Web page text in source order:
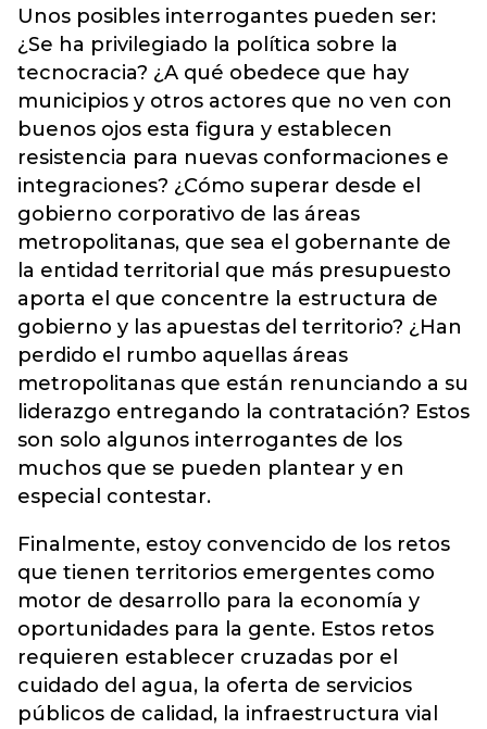
Unos posibles interrogantes pueden ser:
¿Se ha privilegiado la política sobre la
tecnocracia? ¿A qué obedece que hay
municipios y otros actores que no ven con
buenos ojos esta figura y establecen
resistencia para nuevas conformaciones e
integraciones? ¿Cómo superar desde el
gobierno corporativo de las áreas
metropolitanas, que sea el gobernante de
la entidad territorial que más presupuesto
aporta el que concentre la estructura de
gobierno y las apuestas del territorio? ¿Han
perdido el rumbo aquellas áreas
metropolitanas que están renunciando a su
liderazgo entregando la contratación? Estos
son solo algunos interrogantes de los
muchos que se pueden plantear y en
especial contestar.
Finalmente, estoy convencido de los retos
que tienen territorios emergentes como
motor de desarrollo para la economía y
oportunidades para la gente. Estos retos
requieren establecer cruzadas por el
cuidado del agua, la oferta de servicios
públicos de calidad, la infraestructura vial